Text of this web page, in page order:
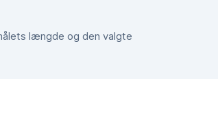
længde og den valgte